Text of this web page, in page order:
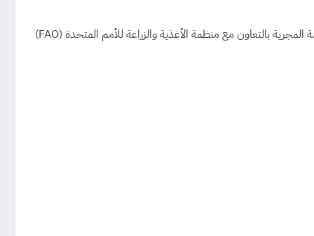
هل تبحث عن فرصة لتطوير مهاراتك في مجال الزراعة والتنمية المستدامة؟ إذاً، فإن منحة الحكومة المجرية بالتعاون مع منظمة الأغذية والزراعة للأمم المتحدة (FAO)